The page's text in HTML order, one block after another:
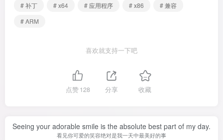
# 补丁
# x64 # 应用程序 # x86
# 兼容
# ARM
喜欢就支持一下吧
点赞128 分享 收藏
Seeing your adorable smile is the absolute best part of my day.
看见你可爱的笑容绝对是我一天中最美好的事